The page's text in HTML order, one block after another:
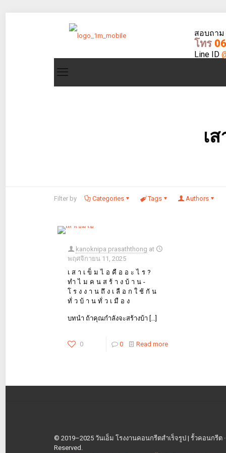
สอบถา
โทร
Line ID
เ
Filter by Categories Tags Authors
kanoknipa prasaththong at
พฤศจิกายน 11, 2025
เสาเข็มไอคืออะไร?
ทำไมคนสร้างบ้าน-
โรงงานถึงเลือกใช้กัน
ทั่วบ้านทั่วเมือง
บทนำ ถ้าคุณกำลังจะสร้างบ้า […]
0 0 Read more
© 2019–2025 วันเอ็ม โรงงานคอนกรีตสำเร็จรูป | รั้วคอนกรีต
Reserved.